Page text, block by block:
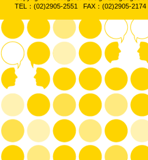
TEL：(02)2905-2551 FAX：(02)2905-